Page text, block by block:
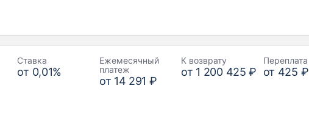
Ставка
от 0,01%
Ежемесячный
платеж
от 14 291 ₽
К возврату
от 1 200 425 ₽
Переплата
от 425 ₽